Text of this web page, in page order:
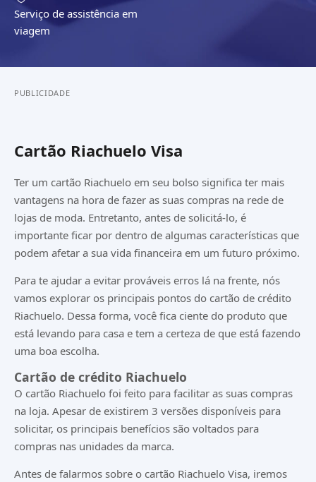
Serviço de assistência em
viagem
PUBLICIDADE
Cartão Riachuelo Visa
Ter um cartão Riachuelo em seu bolso significa ter mais
vantagens na hora de fazer as suas compras na rede de
lojas de moda. Entretanto, antes de solicitá-lo, é
importante ficar por dentro de algumas características que
podem afetar a sua vida financeira em um futuro próximo.
Para te ajudar a evitar prováveis erros lá na frente, nós
vamos explorar os principais pontos do cartão de crédito
Riachuelo. Dessa forma, você fica ciente do produto que
está levando para casa e tem a certeza de que está fazendo
uma boa escolha.
Cartão de crédito Riachuelo
O cartão Riachuelo foi feito para facilitar as suas compras
na loja. Apesar de existirem 3 versões disponíveis para
solicitar, os principais benefícios são voltados para
compras nas unidades da marca.
Antes de falarmos sobre o cartão Riachuelo Visa, iremos